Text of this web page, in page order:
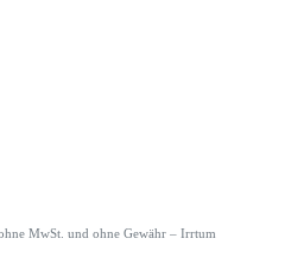
MwSt. und ohne Gewähr – Irrtum